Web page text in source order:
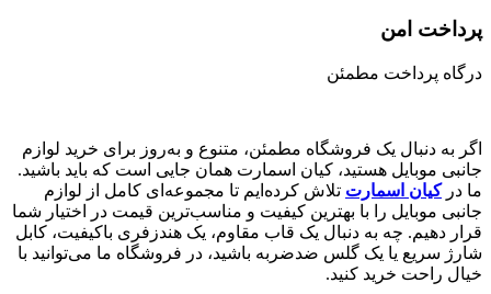
پرداخت امن
درگاه پرداخت مطمئن
اگر به دنبال یک فروشگاه مطمئن، متنوع و به‌روز برای خرید لوازم
جانبی موبایل هستید، کیان اسمارت همان جایی است که باید باشید.
ما درکیان اسمارت تلاش کرده‌ایم تا مجموعه‌ای کامل از لوازم
جانبی موبایل را با بهترین کیفیت و مناسب‌ترین قیمت در اختیار شما
قرار دهیم. چه به دنبال یک قاب مقاوم، یک هندزفری باکیفیت، کابل
شارژ سریع یا یک گلس ضدضربه باشید، در فروشگاه ما می‌توانید با
خیال راحت خرید کنید.